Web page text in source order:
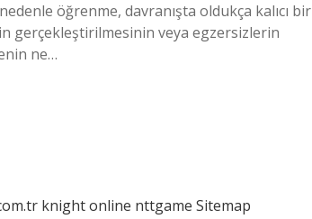
öğrenme, davranışta oldukça kalıcı bir
gerçekleştirilmesinin veya egzersizlerin
ne…
knight online nttgame Sitemap